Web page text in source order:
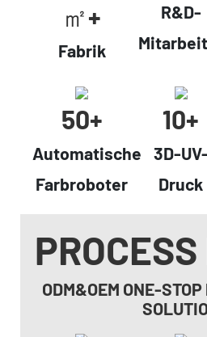
㎡+
Fabrik
R&D-
50+
Automatische
Farbroboter
10+
3D-
Druck
ODM&OEM ONE-